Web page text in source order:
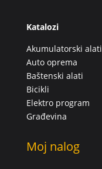
Katalozi
Akumulatorski alati
Auto oprema
Baštenski alati
Bicikli
Elektro program
Građevina
Moj nalog